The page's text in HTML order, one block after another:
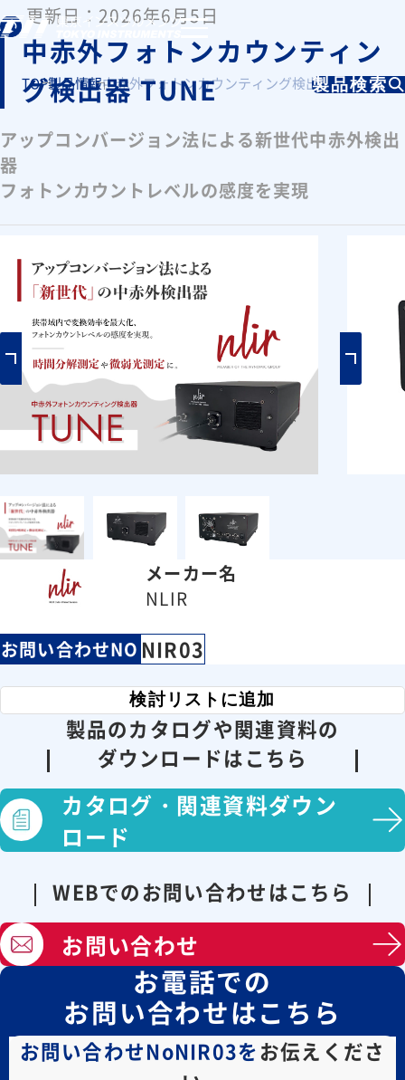
TOP製品情報中赤外フォトンカウンティング検出器 TUNE
更新日：2026年6月5日
中赤外フォトンカウンティン
グ検出器 TUNE
アップコンバージョン法による新世代中赤外検出
器
フォトンカウントレベルの感度を実現
メーカー名
NLIR
お問い合わせNO NIR03
検討リストに追加
製品のカタログや関連資料の
ダウンロードはこちら
カタログ・ 関連資料ダウン
ロード
WEBでのお問い合わせはこちら
お問い合わせ
お電話での
お問い合わせはこちら
お問い合わせNoNIR03をお伝えくださ
製品検索